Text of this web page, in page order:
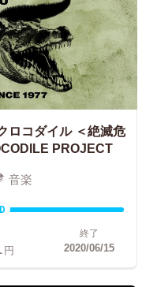
ロコダイル ＜絶滅危
PROJECT
音楽
円
終了
2020/06/15